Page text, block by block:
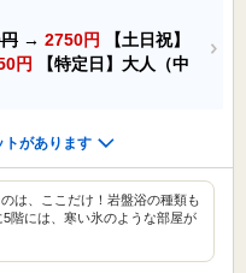
→ 2750円
【土日祝】
円
【特定日】大人（中
があります
は、ここだけ！岩盤浴の種類も
階には、寒い氷のような部屋が